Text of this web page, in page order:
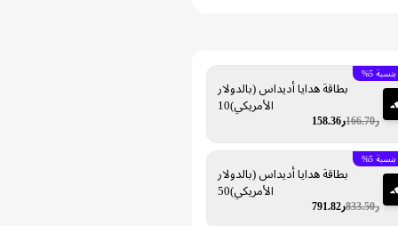
بطاقة هدايا أديداس (بالدولار
الأمريكي)10
ر166.70 ر158.36
5%
بطاقة هدايا أديداس (بالدولار
الأمريكي)50
ر833.50 ر791.82
5%